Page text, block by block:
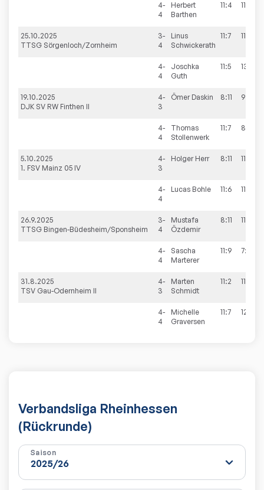
4-
4
Herbert
Barthen
11:4 11:3
25.10.2025
TTSG Sörgenloch/Zornheim
3-
4
Linus
Schwickerath
11:7 11:6
4-
4
Joschka
Guth
11:5 13:11
19.10.2025
DJK SV RW Finthen II
4-
3
Ömer Daskin 8:11 9:11
4-
4
Thomas
Stollenwerk
11:7 8:11
5.10.2025
1. FSV Mainz 05 IV
4-
3
Holger Herr 8:11 11:6
4-
4
Lucas Bohle 11:6 11:2
26.9.2025
TTSG Bingen-Büdesheim/Sponsheim
3-
4
Mustafa
Özdemir
8:11 11:3
4-
4
Sascha
Marterer
11:9 7:11
31.8.2025
TSV Gau-Odernheim II
4-
3
Marten
Schmidt
11:2 11:3
4-
4
Michelle
Graversen
11:7 12:10
Verbandsliga Rheinhessen
(Rückrunde)
Saison